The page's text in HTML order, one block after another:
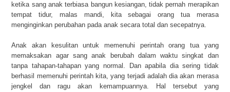
ketika sang anak terbiasa bangun kesiangan, tidak pernah merapikan
tempat tidur, malas mandi, kita sebagai orang tua merasa
menginginkan perubahan pada anak secara total dan secepatnya.
Anak akan kesulitan untuk memenuhi perintah orang tua yang
memaksakan agar sang anak berubah dalam waktu singkat dan
tanpa tahapan-tahapan yang normal. Dan apabila dia sering tidak
berhasil memenuhi perintah kita, yang terjadi adalah dia akan merasa
jengkel dan ragu akan kemampuannya. Hal tersebut yang